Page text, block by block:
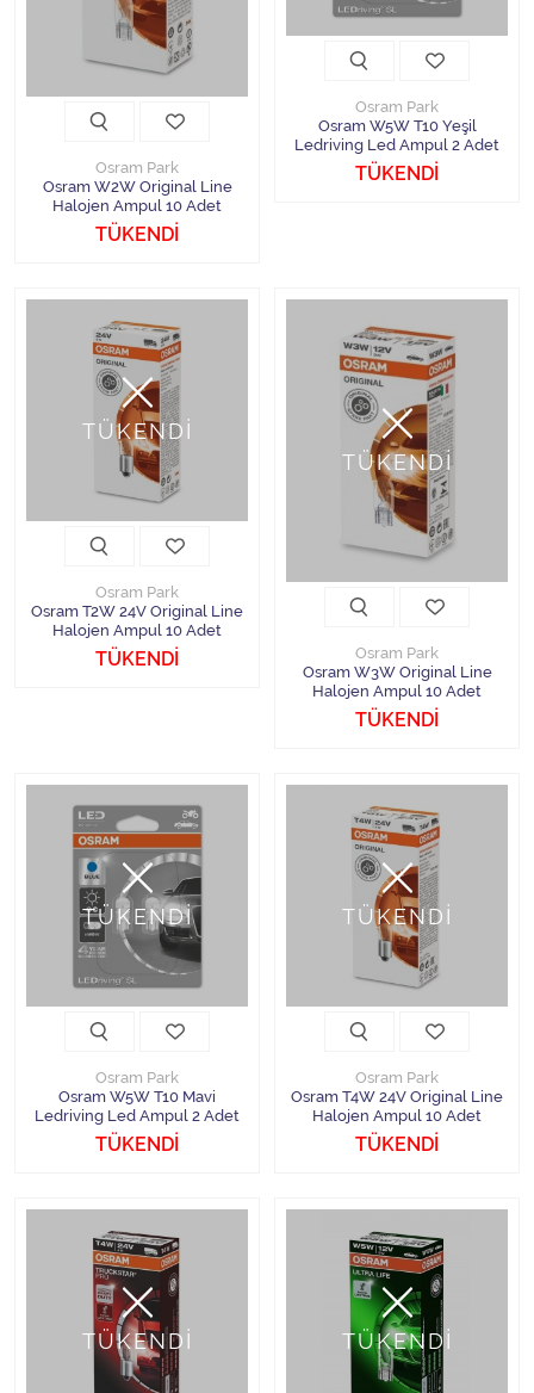
Osram Park
Osram W2W Original Line
Halojen Ampul 10 Adet
TÜKENDİ
Osram Park
Osram W5W T10 Yeşil
Ledriving Led Ampul 2 Adet
TÜKENDİ
TÜKENDİ
Osram Park
Osram T2W 24V Original Line
Halojen Ampul 10 Adet
TÜKENDİ
TÜKENDİ
Osram Park
Osram W3W Original Line
Halojen Ampul 10 Adet
TÜKENDİ
TÜKENDİ
Osram Park
Osram W5W T10 Mavi
Ledriving Led Ampul 2 Adet
TÜKENDİ
TÜKENDİ
Osram Park
Osram T4W 24V Original Line
Halojen Ampul 10 Adet
TÜKENDİ
TÜKENDİ TÜKENDİ